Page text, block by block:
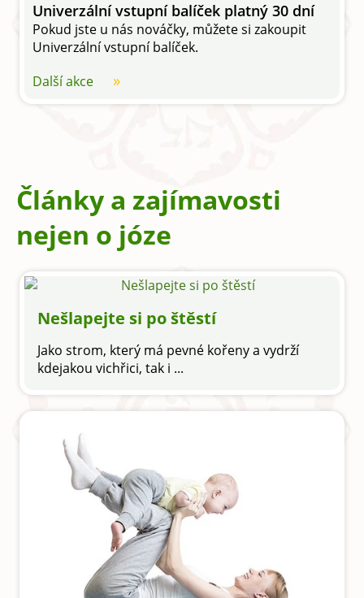
Univerzální vstupní balíček platný 30 dní
Pokud jste u nás nováčky, můžete si zakoupit
Univerzální vstupní balíček.
Další akce
Články a zajímavosti
nejen o józe
Nešlapejte si po štěstí
Jako strom, který má pevné kořeny a vydrží
kdejakou vichřici, tak i ...